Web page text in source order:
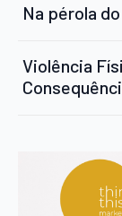
Na pérola
Violência